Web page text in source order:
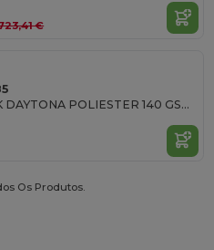
€
INTERLOCK DAYTONA POLIESTER 140 GSM 100% polyester interlock fabric in white
Os Produtos.